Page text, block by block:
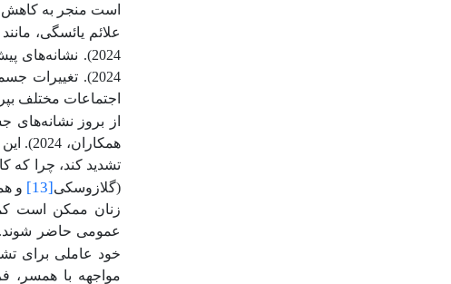
است منجر به کاهش
علائم یائسگی،
2024). نشانه‌های پیش از یائسگی می‌تواند به بروز احساس انزوا و تنهایی منجر شود (کاول
2024).
اجتماعات مختلف
از بروز
همکاران، 2024). این انزوای اجتماعی
تشدید کند، چرا که
(گلازوسکی[13] و
زنان ممکن است
عمومی حاضر شوند.
خود عاملی برای
مواجهه با همسر،